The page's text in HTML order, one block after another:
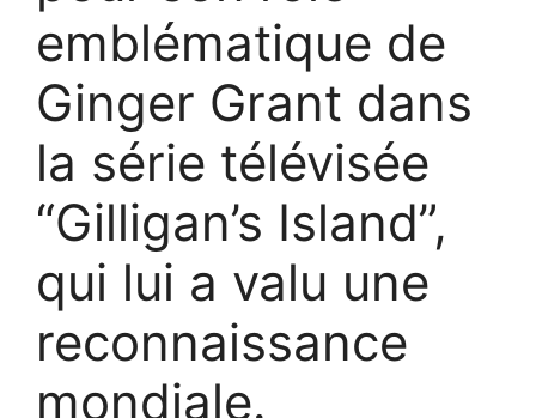
emblématique de
Ginger Grant dans
la série télévisée
“Gilligan’s Island”,
qui lui a valu une
reconnaissance
mondiale.